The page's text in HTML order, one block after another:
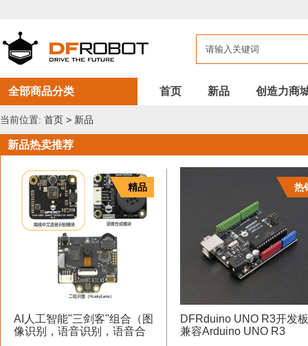
全部商品分类 首页 新品 创造力商
当前位置: 首页 > 新品
新品热卖推荐
精品
AI人工智能"三剑客"组合（图
像识别，语音识别，语音合
热
DFRduino UNO R3开发
兼容Arduino UNO R3